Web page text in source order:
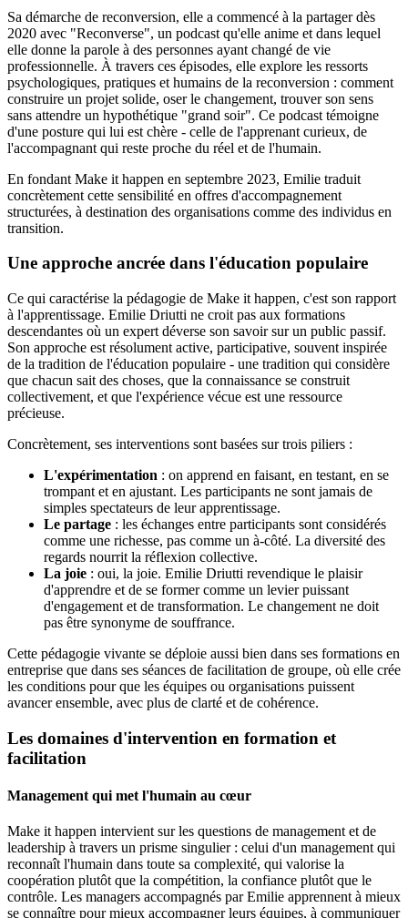
Sa démarche de reconversion, elle a commencé à la partager dès
2020 avec "Reconverse", un podcast qu'elle anime et dans lequel
elle donne la parole à des personnes ayant changé de vie
professionnelle. À travers ces épisodes, elle explore les ressorts
psychologiques, pratiques et humains de la reconversion : comment
construire un projet solide, oser le changement, trouver son sens
sans attendre un hypothétique "grand soir". Ce podcast témoigne
d'une posture qui lui est chère - celle de l'apprenant curieux, de
l'accompagnant qui reste proche du réel et de l'humain.
En fondant Make it happen en septembre 2023, Emilie traduit
concrètement cette sensibilité en offres d'accompagnement
structurées, à destination des organisations comme des individus en
transition.
Une approche ancrée dans l'éducation populaire
Ce qui caractérise la pédagogie de Make it happen, c'est son rapport
à l'apprentissage. Emilie Driutti ne croit pas aux formations
descendantes où un expert déverse son savoir sur un public passif.
Son approche est résolument active, participative, souvent inspirée
de la tradition de l'éducation populaire - une tradition qui considère
que chacun sait des choses, que la connaissance se construit
collectivement, et que l'expérience vécue est une ressource
précieuse.
Concrètement, ses interventions sont basées sur trois piliers :
L'expérimentation : on apprend en faisant, en testant, en se
trompant et en ajustant. Les participants ne sont jamais de
simples spectateurs de leur apprentissage.
Le partage : les échanges entre participants sont considérés
comme une richesse, pas comme un à-côté. La diversité des
regards nourrit la réflexion collective.
La joie : oui, la joie. Emilie Driutti revendique le plaisir
d'apprendre et de se former comme un levier puissant
d'engagement et de transformation. Le changement ne doit
pas être synonyme de souffrance.
Cette pédagogie vivante se déploie aussi bien dans ses formations en
entreprise que dans ses séances de facilitation de groupe, où elle crée
les conditions pour que les équipes ou organisations puissent
avancer ensemble, avec plus de clarté et de cohérence.
Les domaines d'intervention en formation et
facilitation
Management qui met l'humain au cœur
Make it happen intervient sur les questions de management et de
leadership à travers un prisme singulier : celui d'un management qui
reconnaît l'humain dans toute sa complexité, qui valorise la
coopération plutôt que la compétition, la confiance plutôt que le
contrôle. Les managers accompagnés par Emilie apprennent à mieux
se connaître pour mieux accompagner leurs équipes, à communiquer